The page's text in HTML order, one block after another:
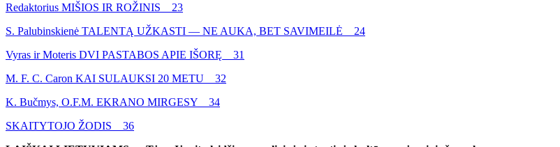
Redaktorius MIŠIOS IR ROŽINIS 23
S. Palubinskienė TALENTĄ UŽKASTI — NE AUKA, BET SAVIMEILĖ 24
Vyras ir Moteris DVI PASTABOS APIE IŠORĘ 31
M. F. C. Caron KAI SULAUKSI 20 METU 32
K. Bučmys, O.F.M. EKRANO MIRGESY 34
SKAITYTOJO ŽODIS 36